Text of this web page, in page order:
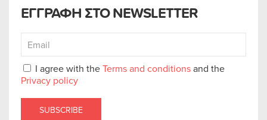
ΕΓΓΡΑΦΗ ΣΤΟ NEWSLETTER
I agree with theTerms and conditionsand the
Privacy policy
SUBSCRIBE